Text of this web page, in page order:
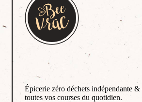
Épicerie zéro déchets indépendante &
toutes vos courses du quotidien.